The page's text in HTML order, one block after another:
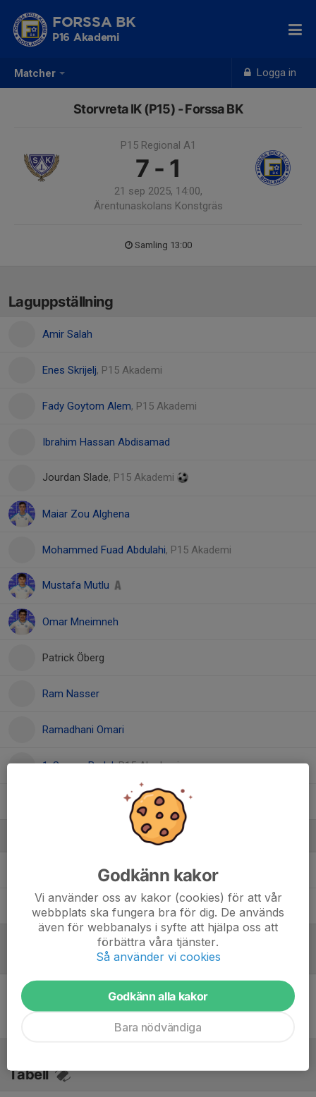
Matcher Logga in
FORSSA BK
P16 Akademi
Storvreta IK (P15) - Forssa BK
P15 Regional A1
7 - 1
21 sep 2025, 14:00,
Ärentunaskolans Konstgräs
Samling 13:00
Laguppställning
Amir Salah
Enes Skrijelj, P15 Akademi
Fady Goytom Alem, P15 Akademi
Ibrahim Hassan Abdisamad
Jourdan Slade, P15 Akademi
Maiar Zou Alghena
Mohammed Fuad Abdulahi, P15 Akademi
Mustafa Mutlu
Omar Mneimneh
Patrick Öberg
Ram Nasser
Ramadhani Omari
1. Saman Badal, P15 Akademi
, P15 Akademi
Erik ErikssonTränare
Tomas ÖbergMaterialare
Tabell
Godkänn kakor
Vi använder oss av kakor (cookies) för att vår
webbplats ska fungera bra för dig. De används
även för webbanalys i syfte att hjälpa oss att
förbättra våra tjänster.
Så använder vi cookies
Godkänn alla kakor
Bara nödvändiga